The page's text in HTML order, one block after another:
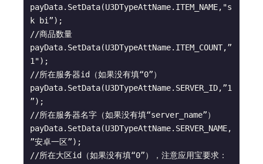
payData.SetData(U3DTypeAttName.ITEM_NAME,"s
k bi”);
//商品数量
payData.SetData(U3DTypeAttName.ITEM_COUNT,”
1");
//所在服务器id（如果没有填“0”）
payData.SetData(U3DTypeAttName.SERVER_ID,”1
”);
//所在服务器名字（如果没有填“server_name”）
payData.SetData(U3DTypeAttName.SERVER_NAME,
”安卓一区”);
//所在大区id（如果没有填“0”），注意应用宝要求：